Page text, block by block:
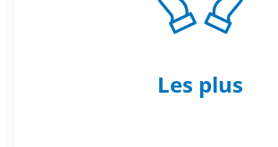
Les plus